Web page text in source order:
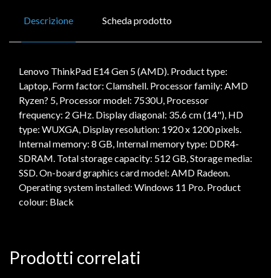
Descrizione Scheda prodotto
Lenovo ThinkPad E14 Gen 5 (AMD). Product type:
Laptop, Form factor: Clamshell. Processor family: AMD
Ryzen? 5, Processor model: 7530U, Processor
frequency: 2 GHz. Display diagonal: 35.6 cm (14"), HD
type: WUXGA, Display resolution: 1920 x 1200 pixels.
Internal memory: 8 GB, Internal memory type: DDR4-
SDRAM. Total storage capacity: 512 GB, Storage media:
SSD. On-board graphics card model: AMD Radeon.
Operating system installed: Windows 11 Pro. Product
colour: Black
Prodotti correlati